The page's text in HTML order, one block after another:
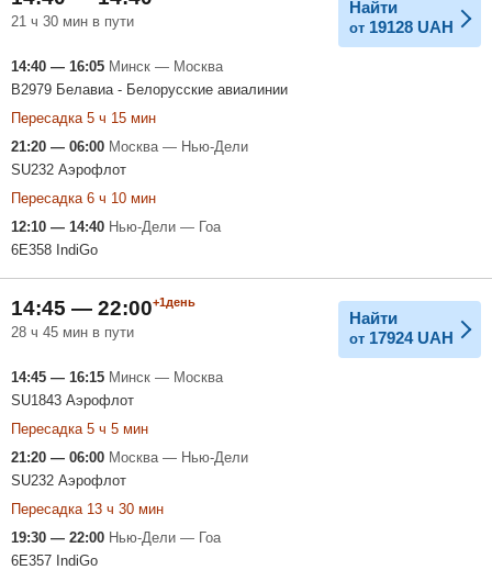
21 ч 30 мин в пути
Найти
от 19128 UAH
14:40 — 16:05 Минск — Москва
B2979 Белавиа - Белорусские авиалинии
Пересадка 5 ч 15 мин
21:20 — 06:00 Москва — Нью-Дели
SU232 Аэрофлот
Пересадка 6 ч 10 мин
12:10 — 14:40 Нью-Дели — Гоа
6E358 IndiGo
14:45 — 22:00+1день
28 ч 45 мин в пути
Найти
от 17924 UAH
14:45 — 16:15 Минск — Москва
SU1843 Аэрофлот
Пересадка 5 ч 5 мин
21:20 — 06:00 Москва — Нью-Дели
SU232 Аэрофлот
Пересадка 13 ч 30 мин
19:30 — 22:00 Нью-Дели — Гоа
6E357 IndiGo